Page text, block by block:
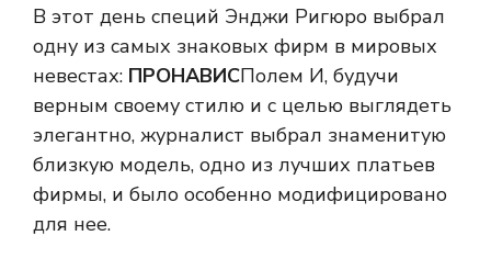
В этот день специй Энджи Ригюро выбрал
одну из самых знаковых фирм в мировых
невестах: ПРОНАВИСПолем И, будучи
верным своему стилю и с целью выглядеть
элегантно, журналист выбрал знаменитую
близкую модель, одно из лучших платьев
фирмы, и было особенно модифицировано
для нее.